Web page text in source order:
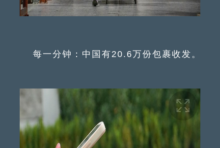
每一分钟：中国有20.6万份包裹收发。